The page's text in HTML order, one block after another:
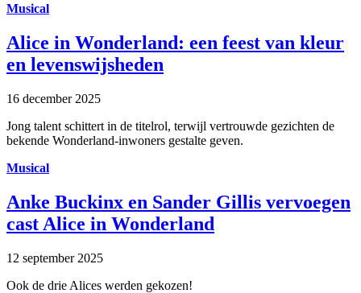
Musical
Alice in Wonderland: een feest van kleur
en levenswijsheden
16 december 2025
Jong talent schittert in de titelrol, terwijl vertrouwde gezichten de
bekende Wonderland-inwoners gestalte geven.
Musical
Anke Buckinx en Sander Gillis vervoegen
cast Alice in Wonderland
12 september 2025
Ook de drie Alices werden gekozen!